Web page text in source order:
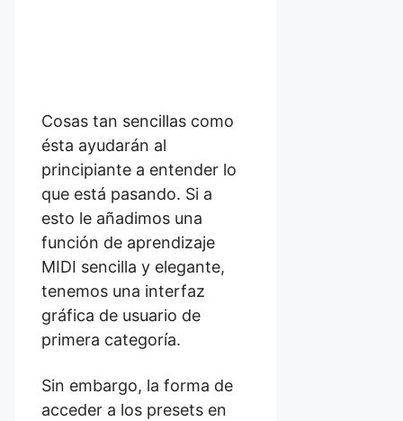
Cosas tan sencillas como
ésta ayudarán al
principiante a entender lo
que está pasando. Si a
esto le añadimos una
función de aprendizaje
MIDI sencilla y elegante,
tenemos una interfaz
gráfica de usuario de
primera categoría.
Sin embargo, la forma de
acceder a los presets en